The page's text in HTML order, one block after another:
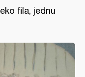
fila, jednu